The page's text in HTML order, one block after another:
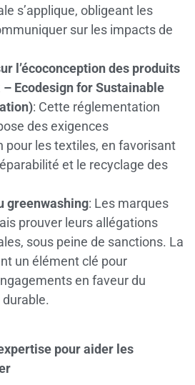
s’applique, obligeant les
sur les impacts de
l’écoconception des produits
– Ecodesign for Sustainable
: Cette réglementation
des exigences
pour les textiles, en favorisant
et le recyclage des
greenwashing: Les marques
prouver leurs allégations
sous peine de sanctions. La
un élément clé pour
en faveur du
pour aider les